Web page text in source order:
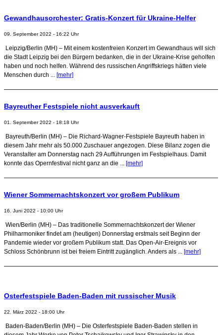
Gewandhausorchester: Gratis-Konzert für Ukraine-Helfer
09. September 2022 - 16:22 Uhr
Leipzig/Berlin (MH) – Mit einem kostenfreien Konzert im Gewandhaus will sich
die Stadt Leipzig bei den Bürgern bedanken, die in der Ukraine-Krise geholfen
haben und noch helfen. Während des russischen Angriffskriegs hätten viele
Menschen durch ... [mehr]
Bayreuther Festspiele nicht ausverkauft
01. September 2022 - 18:18 Uhr
Bayreuth/Berlin (MH) – Die Richard-Wagner-Festspiele Bayreuth haben in
diesem Jahr mehr als 50.000 Zuschauer angezogen. Diese Bilanz zogen die
Veranstalter am Donnerstag nach 29 Aufführungen im Festspielhaus. Damit
konnte das Opernfestival nicht ganz an die ... [mehr]
Wiener Sommernachtskonzert vor großem Publikum
16. Juni 2022 - 10:00 Uhr
Wien/Berlin (MH) – Das traditionelle Sommernachtskonzert der Wiener
Philharmoniker findet am (heutigen) Donnerstag erstmals seit Beginn der
Pandemie wieder vor großem Publikum statt. Das Open-Air-Ereignis vor
Schloss Schönbrunn ist bei freiem Eintritt zugänglich. Anders als ... [mehr]
Osterfestspiele Baden-Baden mit russischer Musik
22. März 2022 - 18:00 Uhr
Baden-Baden/Berlin (MH) – Die Osterfestspiele Baden-Baden stellen in